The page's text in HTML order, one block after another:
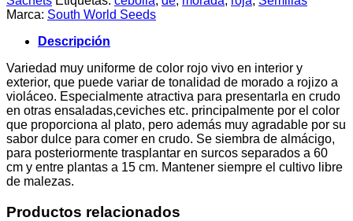
(3
grs)
cantidad
Marca: South World Seeds
Descripción
Variedad muy uniforme de color rojo vivo en interior y
exterior, que puede variar de tonalidad de morado a rojizo a
violáceo. Especialmente atractiva para presentarla en crudo
en otras ensaladas,ceviches etc. principalmente por el color
que proporciona al plato, pero además muy agradable por su
sabor dulce para comer en crudo. Se siembra de almácigo,
para posteriormente trasplantar en surcos separados a 60
cm y entre plantas a 15 cm. Mantener siempre el cultivo libre
de malezas.
Productos relacionados